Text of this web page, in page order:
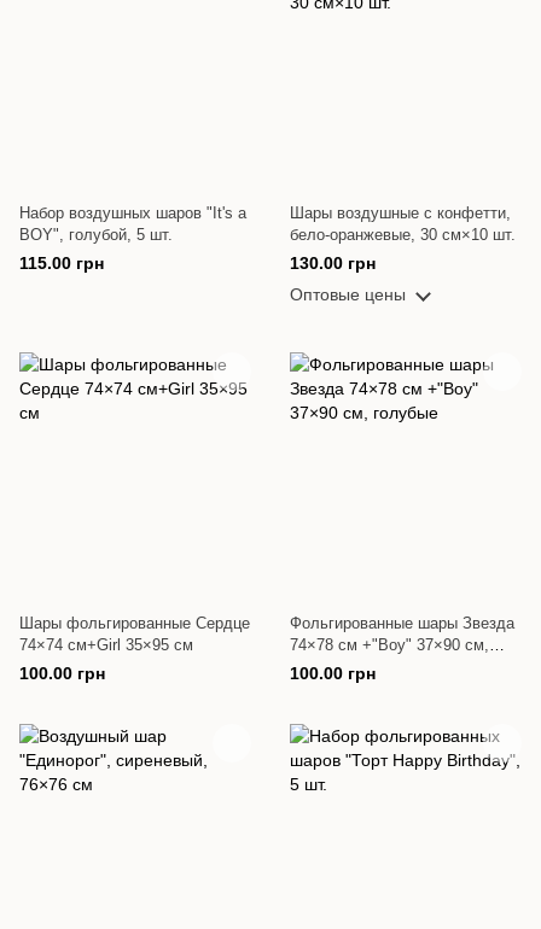
Набор воздушных шаров "It's a
BOY", голубой, 5 шт.
115.00 грн
Шары воздушные с конфетти,
бело-оранжевые, 30 см×10 шт.
130.00 грн
Оптовые цены
Шары фольгированные Сердце
74×74 см+Girl 35×95 см
100.00 грн
Фольгированные шары Звезда
74×78 см +"Boy" 37×90 см,
голубые
100.00 грн